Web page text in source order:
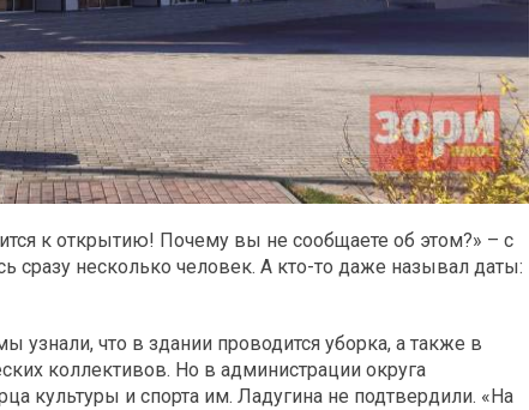
к открытию! Почему вы не сообщаете об этом?» – с
сразу несколько человек. А кто-то даже называл даты:
узнали, что в здании проводится уборка, а также в
коллективов. Но в администрации округа
культуры и спорта им. Ладугина не подтвердили. «На